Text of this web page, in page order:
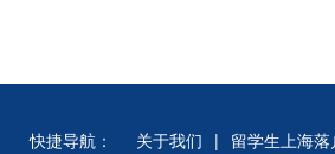
快捷导航： 关于我们 | 留学生上海落